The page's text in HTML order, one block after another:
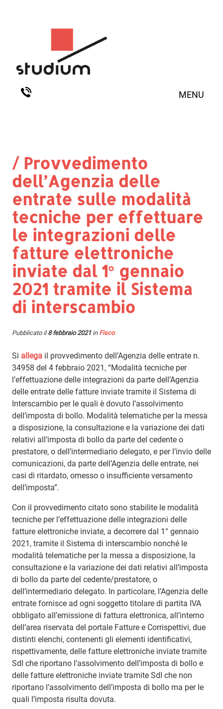
MENU
/ Provvedimento
dell’Agenzia delle
entrate sulle modalità
tecniche per effettuare
le integrazioni delle
fatture elettroniche
inviate dal 1° gennaio
2021 tramite il Sistema
di interscambio
Pubblicato il8 febbraio 2021in Fisco
Si allega il provvedimento dell’Agenzia delle entrate n.
34958 del 4 febbraio 2021, “Modalità tecniche per
l’effettuazione delle integrazioni da parte dell’Agenzia
delle entrate delle fatture inviate tramite il Sistema di
Interscambio per le quali è dovuto l’assolvimento
dell’imposta di bollo. Modalità telematiche per la messa
a disposizione, la consultazione e la variazione dei dati
relativi all’imposta di bollo da parte del cedente o
prestatore, o dell’intermediario delegato, e per l’invio delle
comunicazioni, da parte dell’Agenzia delle entrate, nei
casi di ritardato, omesso o insufficiente versamento
dell’imposta”.
Con il provvedimento citato sono stabilite le modalità
tecniche per l’effettuazione delle integrazioni delle
fatture elettroniche inviate, a decorrere dal 1° gennaio
2021, tramite il Sistema di interscambio nonché le
modalità telematiche per la messa a disposizione, la
consultazione e la variazione dei dati relativi all’imposta
di bollo da parte del cedente/prestatore, o
dell’intermediario delegato. In particolare, l’Agenzia delle
entrate fornisce ad ogni soggetto titolare di partita IVA
obbligato all’emissione di fattura elettronica, all’interno
dell’area riservata del portale Fatture e Corrispettivi, due
distinti elenchi, contenenti gli elementi identificativi,
rispettivamente, delle fatture elettroniche inviate tramite
SdI che riportano l’assolvimento dell’imposta di bollo e
delle fatture elettroniche inviate tramite SdI che non
riportano l’assolvimento dell’imposta di bollo ma per le
quali l’imposta risulta dovuta.